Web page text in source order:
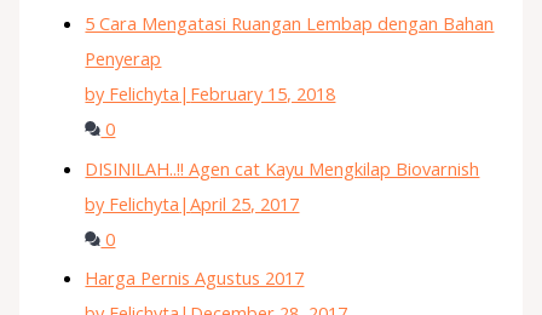
5 Cara Mengatasi Ruangan Lembap dengan Bahan
Penyerap
by Felichyta | February 15, 2018
0
DISINILAH..!! Agen cat Kayu Mengkilap Biovarnish
by Felichyta |April 25, 2017
0
Harga Pernis Agustus 2017